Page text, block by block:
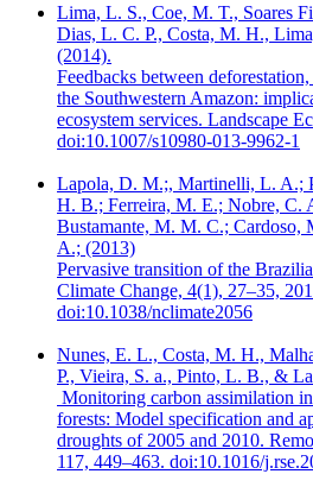
Lima, L. S., Coe, M. T., Soares
Dias, L. C. P., Costa, M. H.,
(2014).
Feedbacks between
the Southwestern Amazon:
ecosystem services. Landscape
doi:10.1007/s10980-013-9962-1
Lapola, D. M.;, Martinelli, L. A.;
H. B.; Ferreira, M. E.; Nobre, C.
Bustamante, M. M. C.; Cardoso,
A.; (2013)
Pervasive transition of the
Climate Change, 4(1), 27–35,
doi:10.1038/nclimate2056
Nunes, E. L., Costa, M. H.,
P., Vieira, S. a., Pinto, L. B., &
Monitoring carbon assimilation
forests: Model specification and
droughts of 2005 and 2010.
117, 449–463. doi:10.1016/